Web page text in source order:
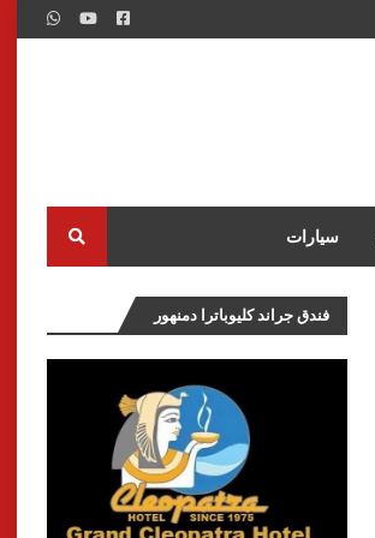
سيارات
فندق جراند كليوباترا دمنهور